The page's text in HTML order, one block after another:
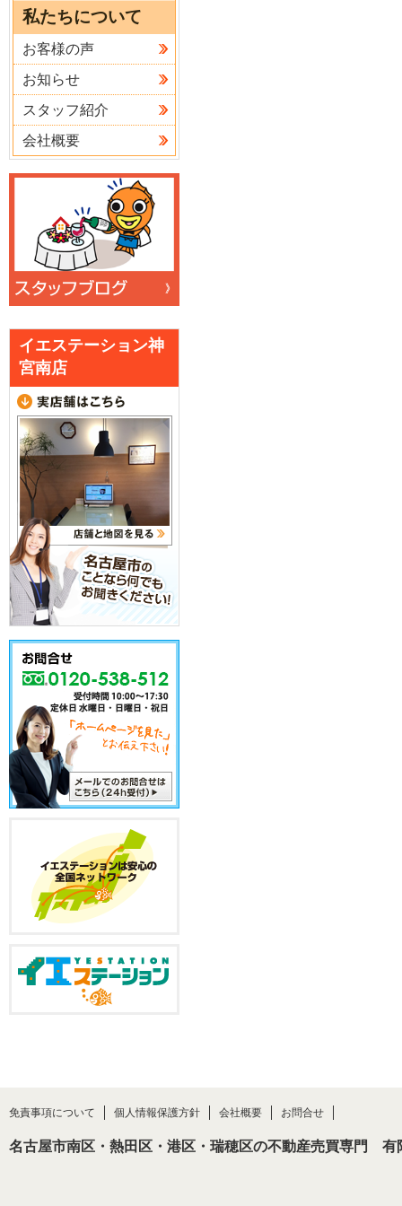
私たちについて
お客様の声
お知らせ
スタッフ紹介
会社概要
イエステーション神
宮南店
免責事項について 個人情報保護方針 会社概要 お問合せ
名古屋市南区・熱田区・港区・瑞穂区の不動産売買専門 有